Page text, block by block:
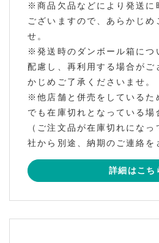
※商品欠品などにより発送に
ございますので、あらかじめ
せ。
※発送時のダンボール箱につ
配慮し、再利用する場合がご
かじめご了承くださいませ。
※他店舗と併売をしているた
でも在庫切れとなっている場
（ご注文品が在庫切れにな
社から別途、納期のご連絡を
詳細はこち